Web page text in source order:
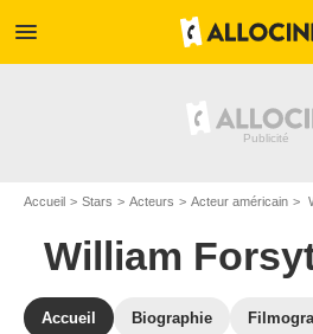
menu
Accueil Stars Acteurs Acteur américain
William
Accueil Biographie